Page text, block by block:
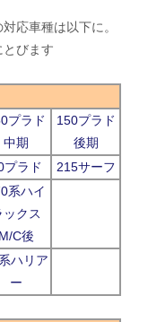
応車種は以下に。
びます
プラド
中期
150プラド
後期
プラド
215サーフ
系ハイ
ックス
M/C後
ハリア
ー